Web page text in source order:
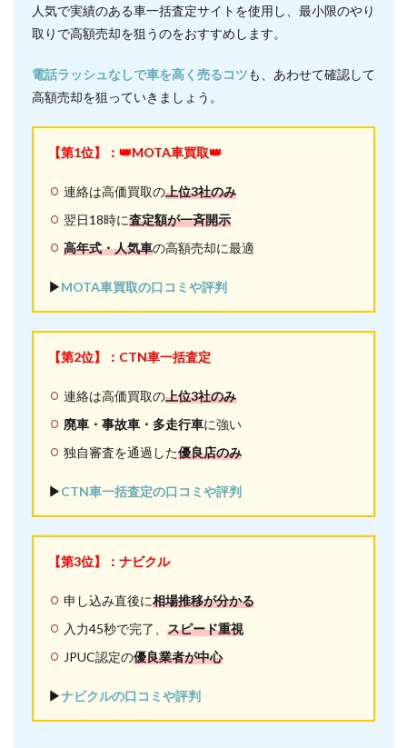
人気で実績のある車一括査定サイトを使用し、最小限のやり
取りで高額売却を狙うのをおすすめします。
電話ラッシュなしで車を高く売るコツも、あわせて確認して
高額売却を狙っていきましょう。
【第1位】：👑MOTA車買取👑
連絡は高価買取の上位3社のみ
翌日18時に査定額が一斉開示
高年式・人気車の高額売却に最適
▶︎MOTA車買取の口コミや評判
【第2位】：CTN車一括査定
連絡は高価買取の上位3社のみ
廃車・事故車・多走行車に強い
独自審査を通過した優良店のみ
▶︎CTN車一括査定の口コミや評判
【第3位】：ナビクル
申し込み直後に相場推移が分かる
入力45秒で完了、 スピード重視
JPUC認定の優良業者が中心
▶︎ナビクルの口コミや評判